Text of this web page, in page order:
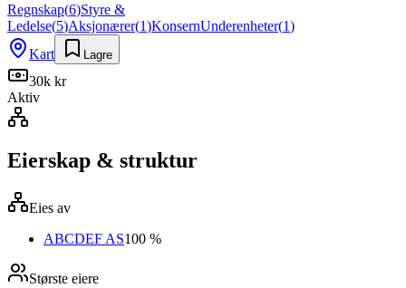
Regnskap(6)Styre &
Ledelse(5)Aksjonærer(1)KonsernUnderenheter(1)
Kart
Lagre
30k kr
Aktiv
Eierskap & struktur
Eies av
ABCDEF AS100 %
Største eiere